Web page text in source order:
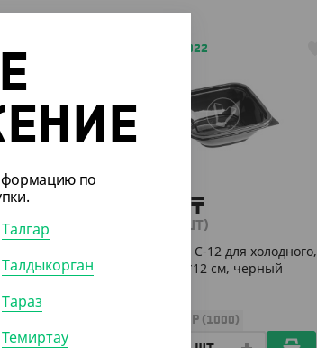
АРТ. 21051022
₸
/ШТ)
Контейнер С-12 для холодного,
250 мл, 12*12 см, черный
КОР (1000)
по
Талгар
Талдыкорган
Тараз
Темиртау